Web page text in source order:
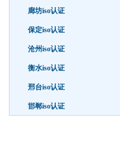
廊坊iso认证
保定iso认证
沧州iso认证
衡水iso认证
邢台iso认证
邯郸iso认证